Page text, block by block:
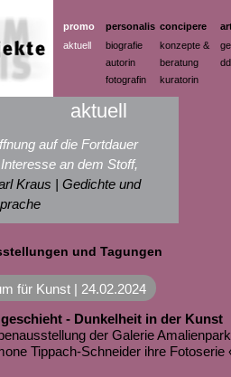
promo
aktuell
personalis
biografie
autorin
fotografin
concipere
konzepte &
beratung
kuratorin
aktuell
auf die Fortdauer
an dem Stoff,
Kraus | Gedichte und
und Tagungen
für Kunst | 24.02.2024
- Dunkelheit in der Kunst
der Galerie
Tippach-Schneider ihre Fotoserie